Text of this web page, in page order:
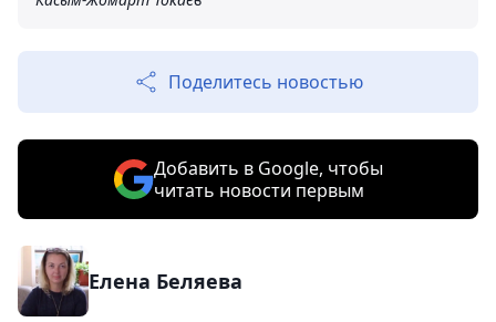
Поделитесь новостью
Добавить в Google, чтобы
читать новости первым
Елена Беляева